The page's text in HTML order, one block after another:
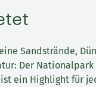
Sandstrände,
Der
ein Highlight für